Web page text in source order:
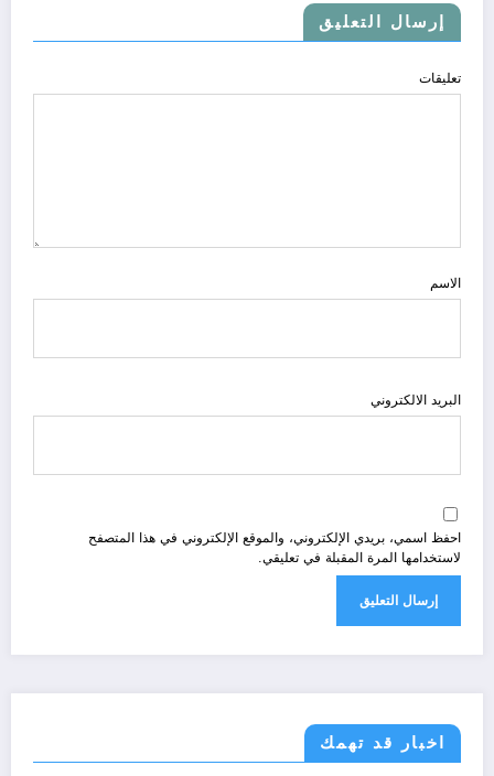
إرسال التعليق
تعليقات
الاسم
البريد الالكتروني
احفظ اسمي، بريدي الإلكتروني، والموقع الإلكتروني في هذا المتصفح
لاستخدامها المرة المقبلة في تعليقي.
اخبار قد تهمك